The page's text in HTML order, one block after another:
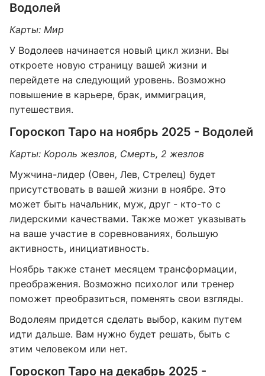
Водолей
Карты: Мир
У Водолеев начинается новый цикл жизни. Вы
откроете новую страницу вашей жизни и
перейдете на следующий уровень. Возможно
повышение в карьере, брак, иммиграция,
путешествия.
Гороскоп Таро на ноябрь 2025 - Водолей
Карты: Король жезлов, Смерть, 2 жезлов
Мужчина-лидер (Овен, Лев, Стрелец) будет
присутствовать в вашей жизни в ноябре. Это
может быть начальник, муж, друг - кто-то с
лидерскими качествами. Также может указывать
на ваше участие в соревнованиях, большую
активность, инициативность.
Ноябрь также станет месяцем трансформации,
преображения. Возможно психолог или тренер
поможет преобразиться, поменять свои взгляды.
Водолеям придется сделать выбор, каким путем
идти дальше. Вам нужно будет решать, быть с
этим человеком или нет.
Гороскоп Таро на декабрь 2025 -